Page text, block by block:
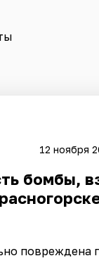
12 ноября
бомбы,
повреждена